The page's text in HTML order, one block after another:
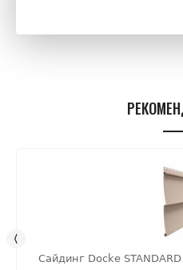
Сайдинг Docke